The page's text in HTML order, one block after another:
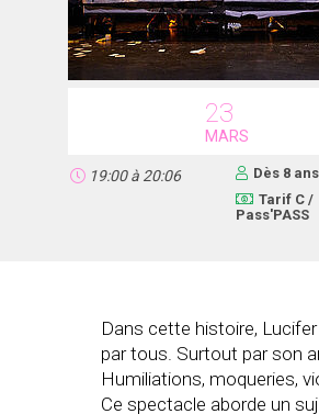
23
MARS
19:00à 20:06
Dès 8 ans
Tarif C /
Pass'PASS
Dans cette histoire,
par tous. Surtout par son
Humiliations, moqueries,
Ce spectacle aborde un